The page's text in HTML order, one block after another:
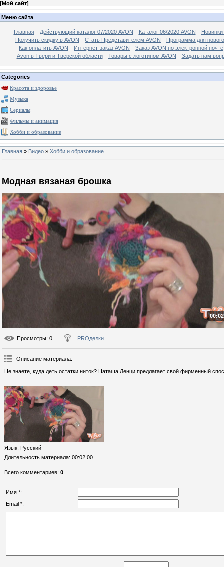
[Мой сайт]
Меню сайта
Главная Действующий каталог 07/2020 AVON Каталог 06/2020 AVON
Новинки
Получить скидку в AVON
Стать Представителем AVON
Программа для
Как оплатить AVON
Интернет-заказ AVON
Заказ AVON по электронной почте
Avon в Твери и Тверской области
Товары с логотипом AVON Задать нам
Categories
Красота и здоровье
Музыка
Сериалы
Фильмы и анимация
Хобби и образование
Главная » Видео » Хобби и образование
Модная вязаная брошка
Просмотры: 0 PROделки
Описание материала:
Не знаете, куда деть остатки ниток? Наташа Ленци предлагает свой фирменный
Язык: Русский
Длительность материала: 00:02:00
Всего комментариев: 0
Имя *:
Email *: